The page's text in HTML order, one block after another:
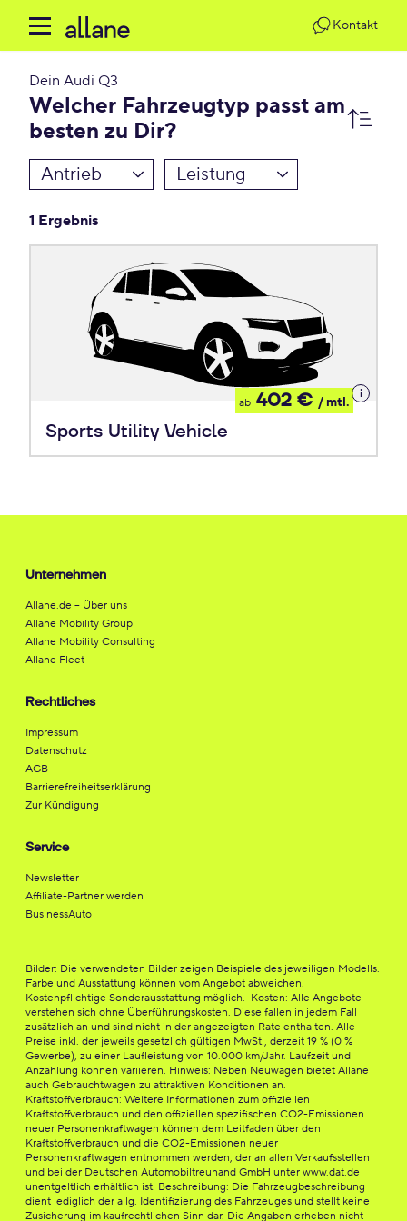
Kontakt
Dein Audi Q3
Welcher Fahrzeugtyp passt am
besten zu Dir?
Antrieb Leistung
1 Ergebnis
Sports Utility Vehicle
ab 402 € / mtl.
Details
zum
Unternehmen
Allane.de – Über uns
Allane Mobility Group
Allane Mobility Consulting
Allane Fleet
Rechtliches
Impressum
Datenschutz
AGB
Barrierefreiheitserklärung
Zur Kündigung
Service
Newsletter
Affiliate-Partner werden
BusinessAuto
Bilder: Die verwendeten Bilder zeigen Beispiele des jeweiligen Modells.
Farbe und Ausstattung können vom Angebot abweichen.
Kostenpflichtige Sonderausstattung möglich. Kosten: Alle Angebote
verstehen sich ohne Überführungskosten. Diese fallen in jedem Fall
zusätzlich an und sind nicht in der angezeigten Rate enthalten. Alle
Preise inkl. der jeweils gesetzlich gültigen MwSt., derzeit 19 % (0 %
Gewerbe), zu einer Laufleistung von 10.000 km/Jahr. Laufzeit und
Anzahlung können variieren. Hinweis: Neben Neuwagen bietet Allane
auch Gebrauchtwagen zu attraktiven Konditionen an.
Kraftstoffverbrauch: Weitere Informationen zum offiziellen
Kraftstoffverbrauch und den offiziellen spezifischen CO2-Emissionen
neuer Personenkraftwagen können dem Leitfaden über den
Kraftstoffverbrauch und die CO2-Emissionen neuer
Personenkraftwagen entnommen werden, der an allen Verkaufsstellen
und bei der Deutschen Automobiltreuhand GmbH unter www.dat.de
unentgeltlich erhältlich ist. Beschreibung: Die Fahrzeugbeschreibung
dient lediglich der allg. Identifizierung des Fahrzeuges und stellt keine
Zusicherung im kaufrechtlichen Sinn dar. Die Angaben erheben nicht